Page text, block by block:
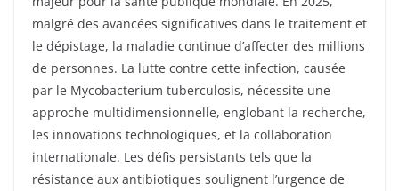
malgré des avancées significatives dans le traitement et
le dépistage, la maladie continue d’affecter des millions
de personnes. La lutte contre cette infection, causée
par le Mycobacterium tuberculosis, nécessite une
approche multidimensionnelle, englobant la recherche,
les innovations technologiques, et la collaboration
internationale. Les défis persistants tels que la
résistance aux antibiotiques soulignent l’urgence de